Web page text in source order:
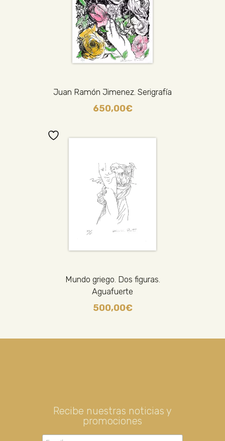
Juan Ramón Jimenez. Serigrafía
650,00€
Mundo griego. Dos figuras.
Aguafuerte
500,00€
Recibe nuestras noticias y
promociones